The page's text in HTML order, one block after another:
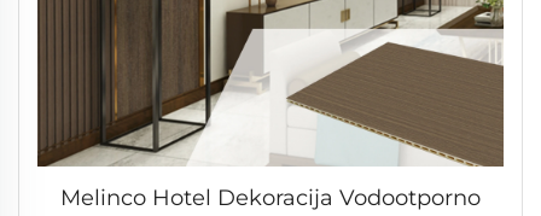
Melinco Hotel Dekoracija Vodootporno